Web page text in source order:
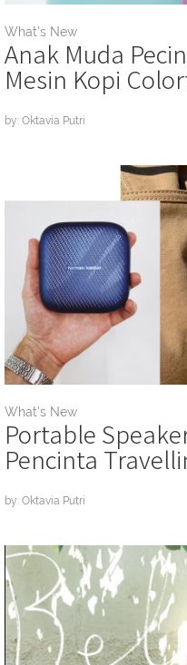
What's New
Anak Muda
Mesin Kopi
by: Oktavia Putri
What's New
Portable
Pencinta
by: Oktavia Putri